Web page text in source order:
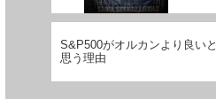
S&P500がオルカンより良いと
思う理由